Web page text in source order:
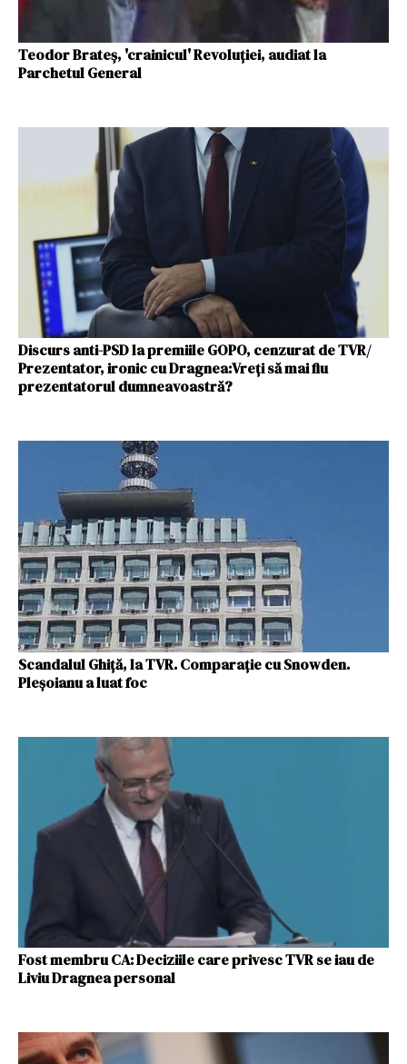
Teodor Brateş, 'crainicul' Revoluţiei, audiat la
Parchetul General
Discurs anti-PSD la premiile GOPO, cenzurat de TVR/
Prezentator, ironic cu Dragnea:Vreți să mai fiu
prezentatorul dumneavoastră?
Scandalul Ghiţă, la TVR. Comparaţie cu Snowden.
Pleşoianu a luat foc
Fost membru CA: Deciziile care privesc TVR se iau de
Liviu Dragnea personal